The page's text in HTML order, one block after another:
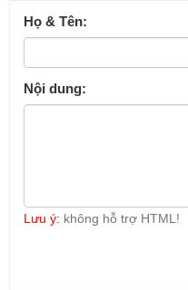
Họ & Tên:
Nội dung:
Lưu ý: không hỗ trợ HTML!